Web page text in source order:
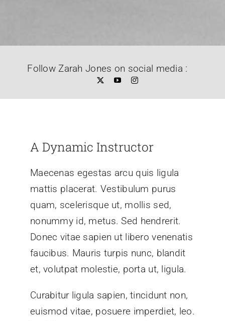
Follow Zarah Jones on social media :
A Dynamic Instructor
Maecenas egestas arcu quis ligula
mattis placerat. Vestibulum purus
quam, scelerisque ut, mollis sed,
nonummy id, metus. Sed hendrerit.
Donec vitae sapien ut libero venenatis
faucibus. Mauris turpis nunc, blandit
et, volutpat molestie, porta ut, ligula.
Curabitur ligula sapien, tincidunt non,
euismod vitae, posuere imperdiet, leo.